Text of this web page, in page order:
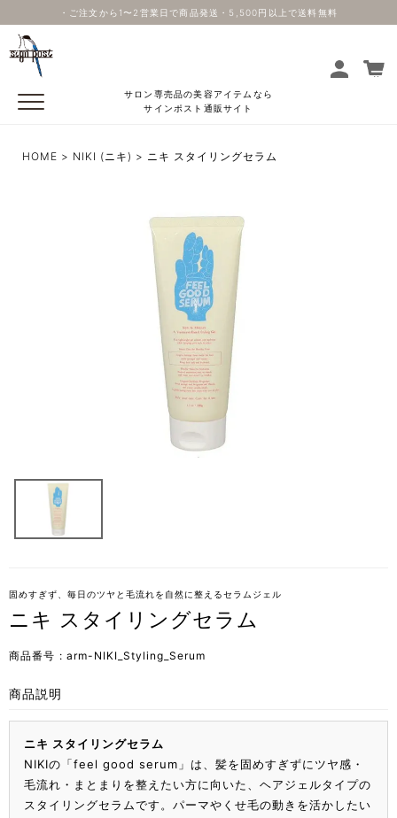
・ご注文から1〜2営業日で商品発送・5,500円以上で送料無料
サロン専売品の美容アイテムなら
サインポスト通販サイト
HOME NIKI (ニキ) ニキ スタイリングセラム
固めすぎず、毎日のツヤと毛流れを自然に整えるセラムジェル
ニキ スタイリングセラム
商品番号 arm-NIKI_Styling_Serum
商品説明
ニキ スタイリングセラム
NIKIの「feel good serum」は、髪を固めすぎずにツヤ感・
毛流れ・まとまりを整えたい方に向いた、ヘアジェルタイプの
スタイリングセラムです。パーマやくせ毛の動きを活かしたい